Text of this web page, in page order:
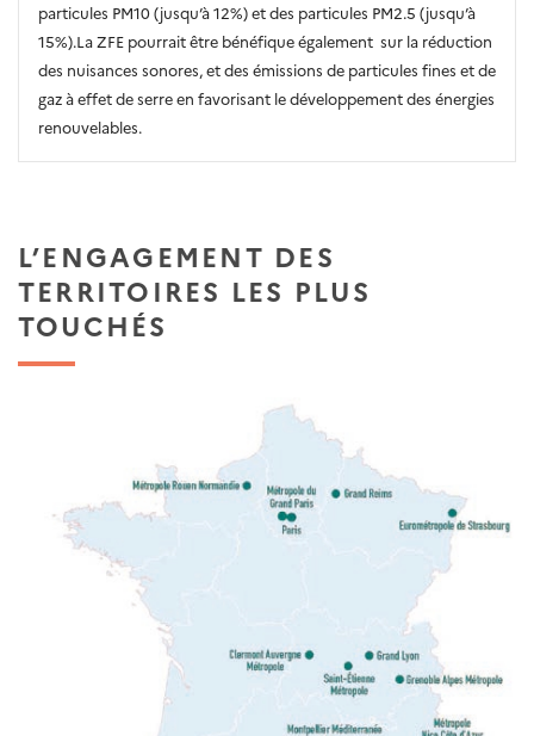
particules PM10 (jusqu’à 12%) et des particules PM2.5 (jusqu’à
15%).La ZFE pourrait être bénéfique également sur la réduction
des nuisances sonores, et des émissions de particules fines et de
gaz à effet de serre en favorisant le développement des énergies
renouvelables.
L’ENGAGEMENT DES
TERRITOIRES LES PLUS
TOUCHÉS